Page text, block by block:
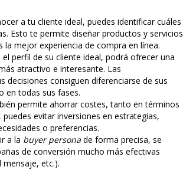
a tu cliente ideal, puedes identificar cuáles
Esto te permite diseñar productos y servicios
mejor experiencia de compra en línea.
perfil de su cliente ideal, podrá ofrecer una
atractivo e interesante. Las
consiguen diferenciarse de sus
en todas sus fases.
permite ahorrar costes, tanto en términos
evitar inversiones en estrategias,
o preferencias.
a la buyer persona de forma precisa, se
de conversión mucho más efectivas
etc.).